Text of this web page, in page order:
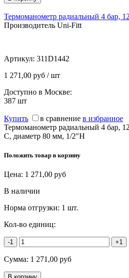
Термоманометр радиальный 4 бар,
Производитель Uni-Fitt
Артикул: 311D1442
1 271,00 руб / шт
Доступно в Москве:
387 шт
Купить в сравнение в избранное
Термоманометр радиальный 4 бар,
C, диаметр 80 мм, 1/2"Н
Положить товар в корзину
Цена: 1 271,00 руб
В наличии
Норма отгрузки: 1 шт.
Кол-во единиц:
-1 +1
Сумма: 1 271,00 руб